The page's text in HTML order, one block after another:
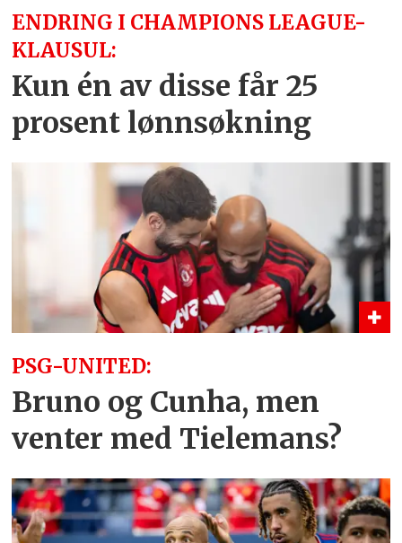
ENDRING I CHAMPIONS LEAGUE-
KLAUSUL:
Kun én av disse får 25
prosent lønnsøkning
PSG-UNITED:
Bruno og Cunha, men
venter med Tielemans?